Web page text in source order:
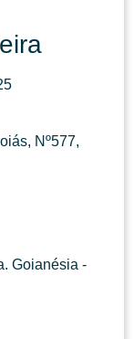
Nº577,
Goianésia -